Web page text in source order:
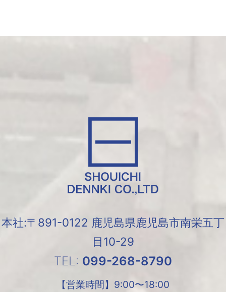
本社:〒891-0122 鹿児島県鹿児島市南栄五丁
目10-29
TEL: 099-268-8790
【営業時間】 9:00〜18:00